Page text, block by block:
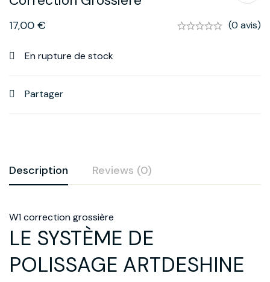
17,00 € (0 avis)
En rupture de stock
Partager
Description Reviews (0)
W1 correction grossière
LE SYSTÈME DE
POLISSAGE ARTDESHINE
Évaluation et avis
Basé sur 0 avis
Rédiger une évaluation